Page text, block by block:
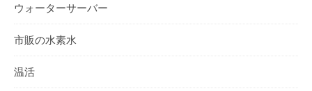
ウォーターサーバー
市販の水素水
温活